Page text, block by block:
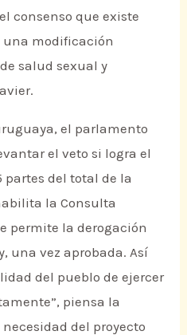
consenso que existe
una modificación
salud sexual y
el parlamento
el veto si logra el
partes del total de la
la Consulta
permite la derogación
una vez aprobada. Así
del pueblo de ejercer
piensa la
necesidad del proyecto